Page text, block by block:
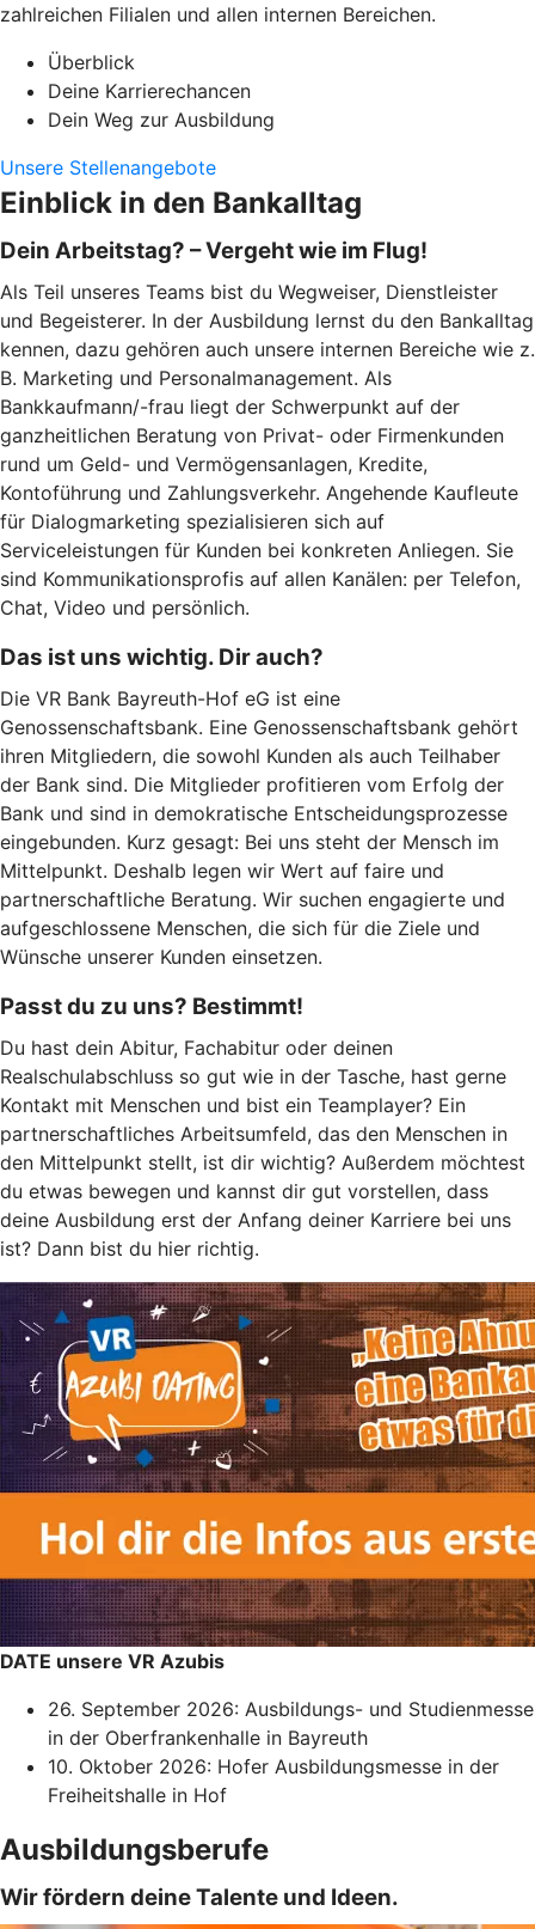
zahlreichen Filialen und allen internen Bereichen.
Überblick
Deine Karrierechancen
Dein Weg zur Ausbildung
Unsere Stellenangebote
Einblick in den Bankalltag
Dein Arbeitstag? – Vergeht wie im Flug!
Als Teil unseres Teams bist du Wegweiser, Dienstleister
und Begeisterer. In der Ausbildung lernst du den Bankalltag
kennen, dazu gehören auch unsere internen Bereiche wie z.
B. Marketing und Personalmanagement. Als
Bankkaufmann/-frau liegt der Schwerpunkt auf der
ganzheitlichen Beratung von Privat- oder Firmenkunden
rund um Geld- und Vermögensanlagen, Kredite,
Kontoführung und Zahlungsverkehr. Angehende Kaufleute
für Dialogmarketing spezialisieren sich auf
Serviceleistungen für Kunden bei konkreten Anliegen. Sie
sind Kommunikationsprofis auf allen Kanälen: per Telefon,
Chat, Video und persönlich.
Das ist uns wichtig. Dir auch?
Die VR Bank Bayreuth-Hof eG ist eine
Genossenschaftsbank. Eine Genossenschaftsbank gehört
ihren Mitgliedern, die sowohl Kunden als auch Teilhaber
der Bank sind. Die Mitglieder profitieren vom Erfolg der
Bank und sind in demokratische Entscheidungsprozesse
eingebunden. Kurz gesagt: Bei uns steht der Mensch im
Mittelpunkt. Deshalb legen wir Wert auf faire und
partnerschaftliche Beratung. Wir suchen engagierte und
aufgeschlossene Menschen, die sich für die Ziele und
Wünsche unserer Kunden einsetzen.
Passt du zu uns? Bestimmt!
Du hast dein Abitur, Fachabitur oder deinen
Realschulabschluss so gut wie in der Tasche, hast gerne
Kontakt mit Menschen und bist ein Teamplayer? Ein
partnerschaftliches Arbeitsumfeld, das den Menschen in
den Mittelpunkt stellt, ist dir wichtig? Außerdem möchtest
du etwas bewegen und kannst dir gut vorstellen, dass
deine Ausbildung erst der Anfang deiner Karriere bei uns
ist? Dann bist du hier richtig.
DATE unsere VR Azubis
26. September 2026: Ausbildungs- und Studienmesse
in der Oberfrankenhalle in Bayreuth
10. Oktober 2026: Hofer Ausbildungsmesse in der
Freiheitshalle in Hof
Ausbildungsberufe
Wir fördern deine Talente und Ideen.